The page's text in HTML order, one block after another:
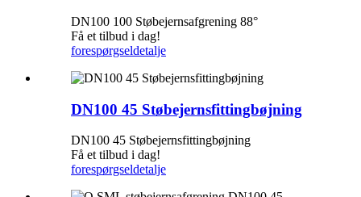
DN100 100 Støbejernsafgrening 88°
Få et tilbud i dag!
forespørgseldetalje
DN100 45 Støbejernsfittingbøjning
DN100 45 Støbejernsfittingbøjning
Få et tilbud i dag!
forespørgseldetalje